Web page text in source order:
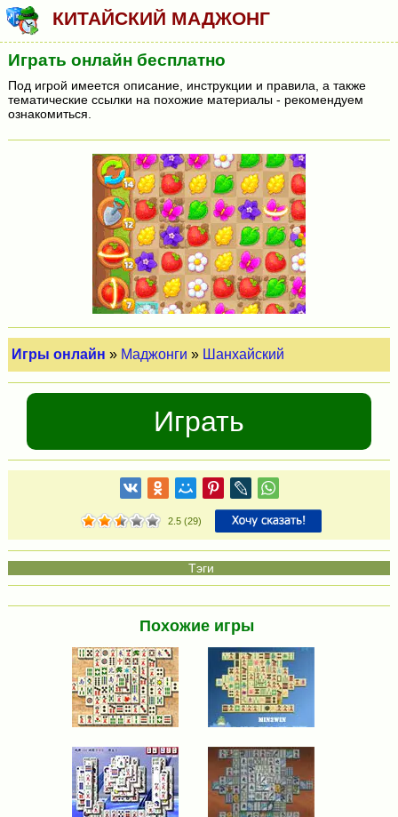
КИТАЙСКИЙ МАДЖОНГ
Играть онлайн бесплатно
Под игрой имеется описание, инструкции и правила, а также
тематические ссылки на похожие материалы - рекомендуем
ознакомиться.
Игры онлайн » Маджонги » Шанхайский
Играть
2.5(29)
Похожие игры